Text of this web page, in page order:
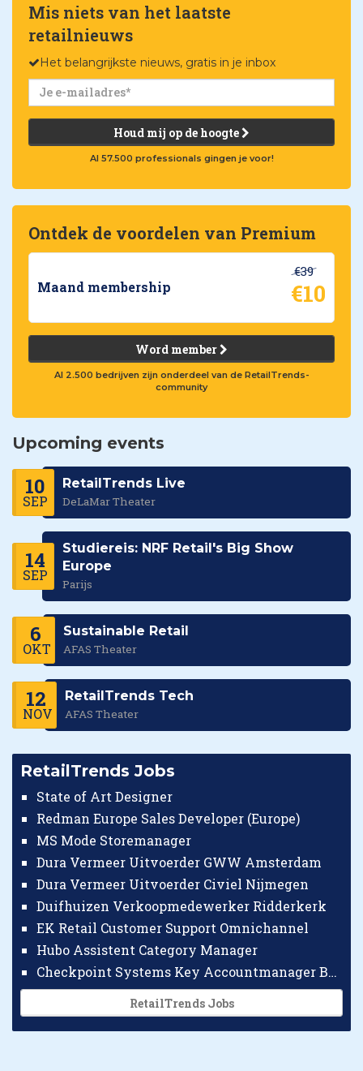
Mis niets van het laatste
retailnieuws
Het belangrijkste nieuws, gratis in je inbox
Houd mij op de hoogte
Al 57.500 professionals gingen je voor!
Ontdek de voordelen van Premium
Maand membership
€39
€10
Word member
Al 2.500 bedrijven zijn onderdeel van de RetailTrends-
community
Upcoming events
10
SEP
RetailTrends Live
DeLaMar Theater
14
SEP
Studiereis: NRF Retail's Big Show
Europe
Parijs
6
OKT
Sustainable Retail
AFAS Theater
12
NOV
RetailTrends Tech
AFAS Theater
RetailTrends Jobs
State of Art Designer
Redman Europe Sales Developer (Europe)
MS Mode Storemanager
Dura Vermeer Uitvoerder GWW Amsterdam
Dura Vermeer Uitvoerder Civiel Nijmegen
Duifhuizen Verkoopmedewerker Ridderkerk
EK Retail Customer Support Omnichannel
Hubo Assistent Category Manager
Checkpoint Systems Key Accountmanager Benelux
RetailTrends Jobs